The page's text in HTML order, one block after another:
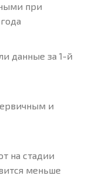
при
данные за 1-й
и
на стадии
меньше